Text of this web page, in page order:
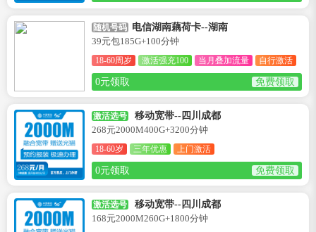
随机号码 电信湖南藕荷卡--湖南
39元包185G+100分钟
18-60周岁 激活强充100 当月叠加流量 自行激活
0元领取 免费领取
激活选号
移动宽带--四川成都
268元2000M400G+3200分钟
18-60岁 三年优惠 上门激活
0元领取 免费领取
激活选号
移动宽带--四川成都
168元2000M260G+1800分钟